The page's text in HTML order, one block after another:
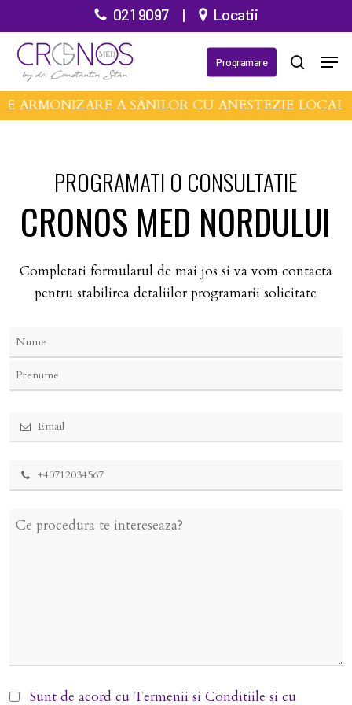
la
conținutul
principal
021 9097| Locatii
Programare căutare
ARMONIZARE A SÂNILOR CU ANESTEZIE
PROGRAMATI O CONSULTATIE
CRONOS MED NORDULUI
Completati formularul de mai jos si va vom contacta
pentru stabilirea detaliilor programarii solicitate
Sunt de acord cu Termenii si Conditiile si cu